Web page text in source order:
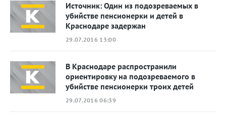
Источник: Один из подозреваемых в
убийстве пенсионерки и детей в
Краснодаре задержан
29.07.2016 13:00
В Краснодаре распространили
ориентировку на подозреваемого в
убийстве пенсионерки троих детей
29.07.2016 06:39